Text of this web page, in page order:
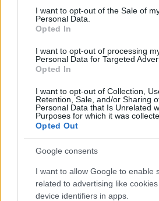
consent section.
I want to opt-out of the Sale of
Personal Data.
Opted In
I want to opt-out of processing
Personal Data for Targeted
Opted In
I want to opt-out of Collection,
Retention, Sale, and/or Sharing
Personal Data that Is Unrelated
Purposes for which it was
Opted Out
Google consents
I want to allow Google to enable
related to advertising like
device identifiers in apps.
Continua a leggere